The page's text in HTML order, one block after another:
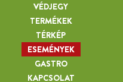
VÉDJEGY
TERMÉKEK
TÉRKÉP
ESEMÉNYEK
GASTRO
KAPCSOLAT